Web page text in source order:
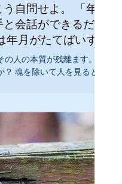
自問せよ。 「年を
会話ができるだろ
月がたてばいずれ
人の本質が残離ます。 本
魂を除いて人を見ると、